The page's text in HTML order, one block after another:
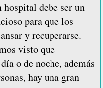
hospital debe ser un
para que los
y recuperarse.
visto que
o de noche, además
hay una gran